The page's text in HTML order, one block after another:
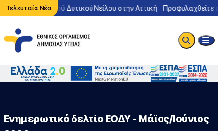
Τελευταία Νέα
του ιού Δυτικού Νείλου στην Αττική – Προφυλαχθείτε από
Ενημερωτικό δελτίο ΕΟΔΥ - Μάϊος/Ιούνιος